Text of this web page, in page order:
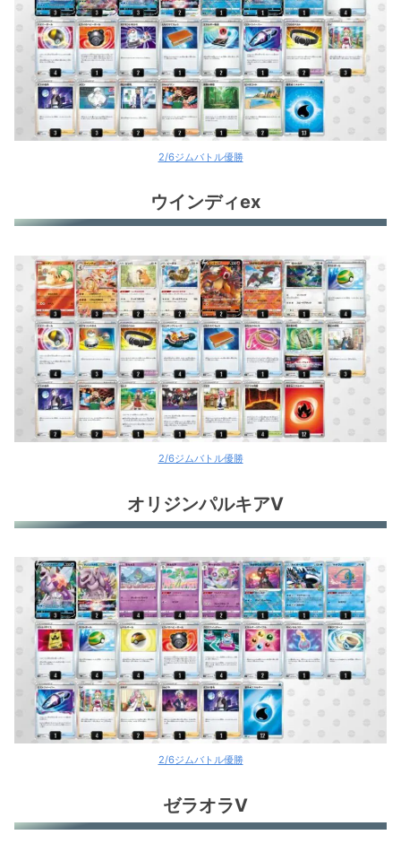
白馬パルキア
れんげきウーラオスV
環境デッキレシピまとめ
2/6ジムバトル優勝
ウインディex
2/6ジムバトル優勝
オリジンパルキアV
2/6ジムバトル優勝
ゼラオラV